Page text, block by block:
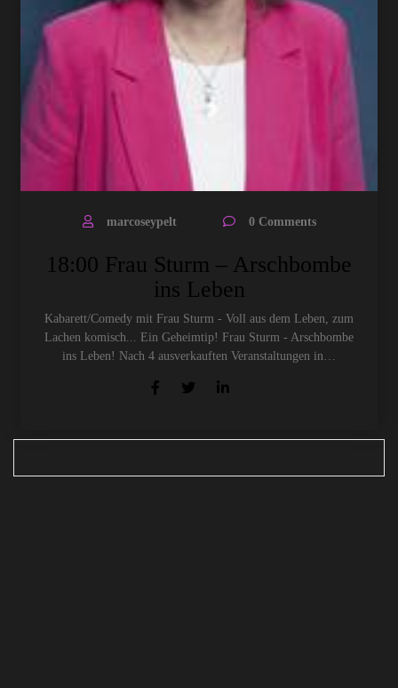
marcoseypelt 0 Comments
18:00 Frau Sturm – Arschbombe
ins Leben
Kabarett/Comedy mit Frau Sturm - Voll aus dem Leben, zum
Lachen komisch... Ein Geheimtip! Frau Sturm - Arschbombe
ins Leben! Nach 4 ausverkauften Veranstaltungen in…